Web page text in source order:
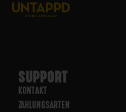
SUPPORT
KONTAKT
ZAHLUNGSARTEN